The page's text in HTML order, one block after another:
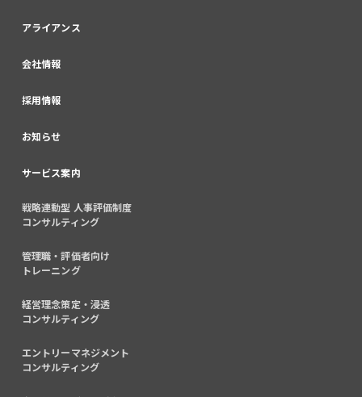
アライアンス
会社情報
採用情報
お知らせ
サービス案内
戦略連動型 人事評価制度
コンサルティング
管理職・評価者向け
トレーニング
経営理念策定・浸透
コンサルティング
エントリーマネジメント
コンサルティング